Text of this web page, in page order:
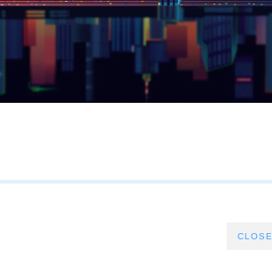
CLOSE